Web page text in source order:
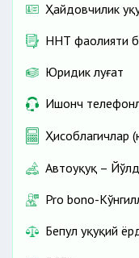
Ҳайдовчилик
ННТ фаолияти
Юридик луғат
Ишонч
Ҳисоблагичлар
Автоҳуқуқ –
Pro bono-
Бепул ҳуқуқий